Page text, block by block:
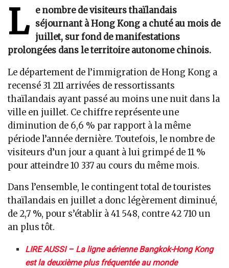
L
e nombre de visiteurs thaïlandais
séjournant à Hong Kong a chuté au mois de
juillet, sur fond de manifestations
prolongées dans le territoire autonome chinois.
Le département de l’immigration de Hong Kong a
recensé 31 211 arrivées de ressortissants
thaïlandais ayant passé au moins une nuit dans la
ville en juillet. Ce chiffre représente une
diminution de 6,6 % par rapport à la même
période l’année dernière. Toutefois, le nombre de
visiteurs d’un jour a quant à lui grimpé de 11 %
pour atteindre 10 337 au cours du même mois.
Dans l’ensemble, le contingent total de touristes
thaïlandais en juillet a donc légèrement diminué,
de 2,7 %, pour s’établir à 41 548, contre 42 710 un
an plus tôt.
LIRE AUSSI – La ligne aérienne Bangkok-Hong Kong
est la deuxième plus fréquentée au monde